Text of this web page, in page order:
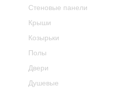
Стеновые панели
Крыши
Козырьки
Полы
Двери
Душевые